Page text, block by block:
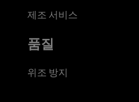
제조 서비스
품질
위조 방지